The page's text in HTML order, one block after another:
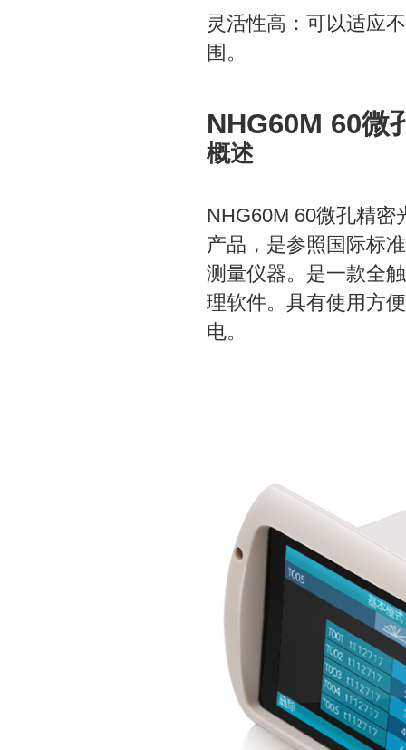
灵活性高：可以适应
围。
NHG60M 60微
概述
NHG60M 60微孔精密
产品，是参照国际标
测量仪器。是一款全
理软件。具有使用方
电。